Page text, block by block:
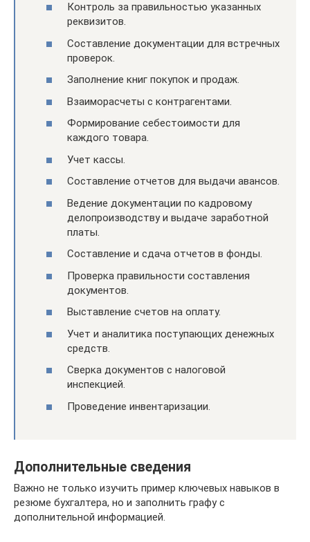
Контроль за правильностью указанных
реквизитов.
Составление документации для встречных
проверок.
Заполнение книг покупок и продаж.
Взаиморасчеты с контрагентами.
Формирование себестоимости для
каждого товара.
Учет кассы.
Составление отчетов для выдачи авансов.
Ведение документации по кадровому
делопроизводству и выдаче заработной
платы.
Составление и сдача отчетов в фонды.
Проверка правильности составления
документов.
Выставление счетов на оплату.
Учет и аналитика поступающих денежных
средств.
Сверка документов с налоговой
инспекцией.
Проведение инвентаризации.
Дополнительные сведения
Важно не только изучить пример ключевых навыков в
резюме бухгалтера, но и заполнить графу с
дополнительной информацией.